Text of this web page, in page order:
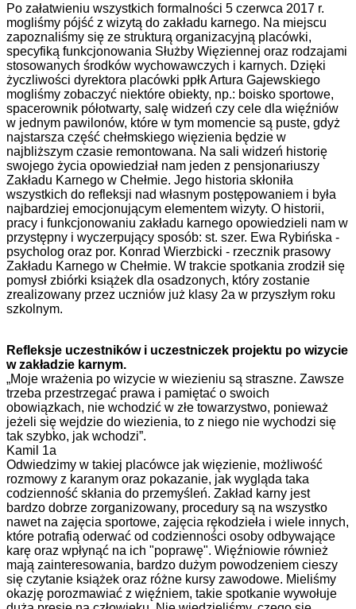
Po załatwieniu wszystkich formalności 5 czerwca 2017 r.
mogliśmy pójść z wizytą do zakładu karnego. Na miejscu
zapoznaliśmy się ze strukturą organizacyjną placówki,
specyfiką funkcjonowania Służby Więziennej oraz rodzajami
stosowanych środków wychowawczych i karnych. Dzięki
życzliwości dyrektora placówki ppłk Artura Gajewskiego
mogliśmy zobaczyć niektóre obiekty, np.: boisko sportowe,
spacerownik półotwarty, salę widzeń czy cele dla więźniów
w jednym pawilonów, które w tym momencie są puste, gdyż
najstarsza część chełmskiego więzienia będzie w
najbliższym czasie remontowana. Na sali widzeń historię
swojego życia opowiedział nam jeden z pensjonariuszy
Zakładu Karnego w Chełmie. Jego historia skłoniła
wszystkich do refleksji nad własnym postępowaniem i była
najbardziej emocjonującym elementem wizyty. O historii,
pracy i funkcjonowaniu zakładu karnego opowiedzieli nam w
przystępny i wyczerpujący sposób: st. szer. Ewa Rybińska -
psycholog oraz por. Konrad Wierzbicki - rzecznik prasowy
Zakładu Karnego w Chełmie. W trakcie spotkania zrodził się
pomysł zbiórki książek dla osadzonych, który zostanie
zrealizowany przez uczniów już klasy 2a w przyszłym roku
szkolnym.
Refleksje uczestników i uczestniczek projektu po wizycie
w zakładzie karnym.
„Moje wrażenia po wizycie w wiezieniu są straszne. Zawsze
trzeba przestrzegać prawa i pamiętać o swoich
obowiązkach, nie wchodzić w złe towarzystwo, ponieważ
jeżeli się wejdzie do wiezienia, to z niego nie wychodzi się
tak szybko, jak wchodzi”.
Kamil 1a
Odwiedzimy w takiej placówce jak więzienie, możliwość
rozmowy z karanym oraz pokazanie, jak wygląda taka
codzienność skłania do przemyśleń. Zakład karny jest
bardzo dobrze zorganizowany, procedury są na wszystko
nawet na zajęcia sportowe, zajęcia rękodzieła i wiele innych,
które potrafią oderwać od codzienności osoby odbywające
karę oraz wpłynąć na ich "poprawę". Więźniowie również
mają zainteresowania, bardzo dużym powodzeniem cieszy
się czytanie książek oraz różne kursy zawodowe. Mieliśmy
okazję porozmawiać z więźniem, takie spotkanie wywołuje